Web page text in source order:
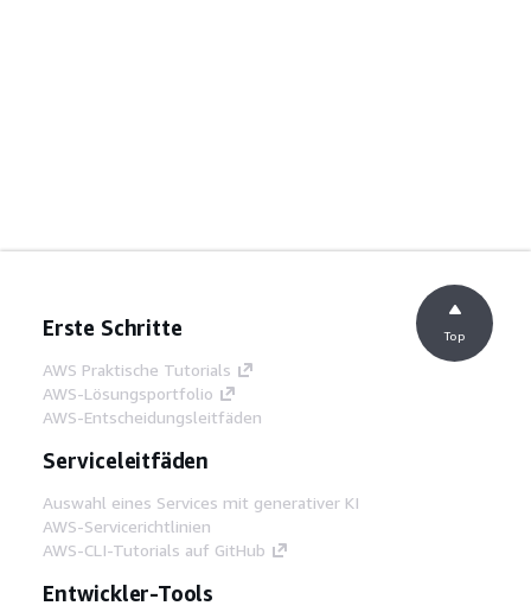
Erste Schritte
AWS Praktische Tutorials
AWS-Lösungsportfolio
AWS-Entscheidungsleitfäden
Serviceleitfäden
Auswahl eines Services mit generativer KI
AWS-Servicerichtlinien
AWS-CLI-Tutorials auf GitHub
Entwickler-Tools
Top